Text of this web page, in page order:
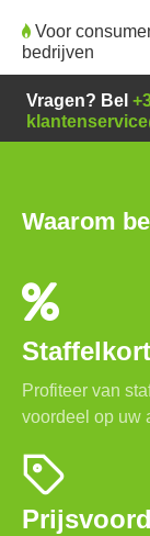
Voor
bedrijven
Vragen? Bel
Waarom
Profiteer van
voordeel op uw